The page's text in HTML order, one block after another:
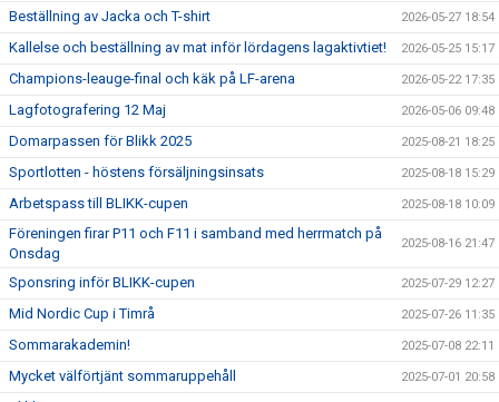
Beställning av Jacka och T-shirt 2026-05-27 18:54
Kallelse och beställning av mat inför lördagens lagaktivtiet! 2026-05-25 15:17
Champions-leauge-final och käk på LF-arena 2026-05-22 17:35
Lagfotografering 12 Maj 2026-05-06 09:48
Domarpassen för Blikk 2025 2025-08-21 18:25
Sportlotten - höstens försäljningsinsats 2025-08-18 15:29
Arbetspass till BLIKK-cupen 2025-08-18 10:09
Föreningen firar P11 och F11 i samband med herrmatch på
Onsdag
2025-08-16 21:47
Sponsring inför BLIKK-cupen 2025-07-29 12:27
Mid Nordic Cup i Timrå 2025-07-26 11:35
Sommarakademin! 2025-07-08 22:11
Mycket välförtjänt sommaruppehåll 2025-07-01 20:58